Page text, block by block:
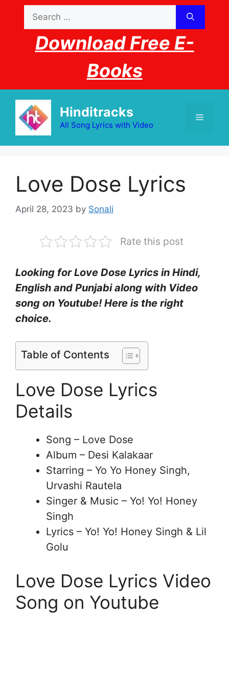
content
for:
Download Free E-
Books
Hinditracks
All Song Lyrics with Video
Menu
Love Dose Lyrics
April 28, 2023 by Sonali
Rate this post
Looking for Love Dose Lyrics in Hindi,
English and Punjabi along with Video
song on Youtube! Here is the right
choice.
Table of Contents
Love Dose Lyrics
Details
Song – Love Dose
Album – Desi Kalakaar
Starring – Yo Yo Honey Singh,
Urvashi Rautela
Singer & Music – Yo! Yo! Honey
Singh
Lyrics – Yo! Yo! Honey Singh & Lil
Golu
Love Dose Lyrics Video
Song on Youtube